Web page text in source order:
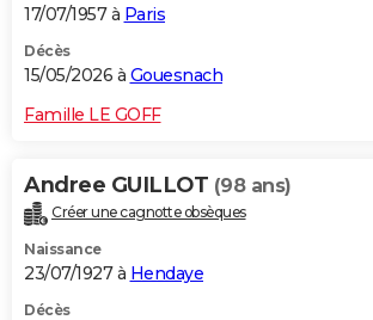
S'inscrire
Se connecter
Lycées
Collèges
Primaires
Universités
Entreprises
Service militaire
Avis de recherche
AVIS DE DÉCÈS
FORUM
Bricolage
Lifestyle
Culture
Television
Voyage
17/07/1957 à Paris
Décès
15/05/2026 à Gouesnach
Famille LE GOFF
Andree GUILLOT (98 ans)
Créer une cagnotte obsèques
Naissance
23/07/1927 à Hendaye
Décès